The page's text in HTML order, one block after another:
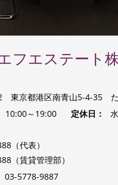
フエステート
東京都港区南青山5-4-35 た
10:00～19:00 定休日：
（代表）
（賃貸管理部）
03-5778-9887